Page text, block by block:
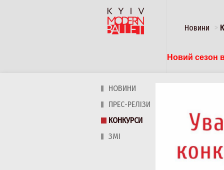
Новини
Новий сезон
НОВИНИ
ПРЕС-РЕЛІЗИ
КОНКУРСИ
ЗМІ